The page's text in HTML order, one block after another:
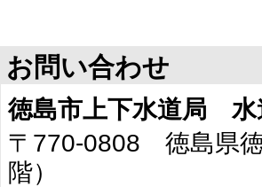
お問い合わせ
徳島市上下水道局 水
〒770-0808 徳島県
階）